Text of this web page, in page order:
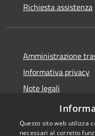
Richiesta assistenza
Amministrazione
Informativa privacy
Note legali
Dichiarazione di
Questo sito web utilizza
necessari al corretto